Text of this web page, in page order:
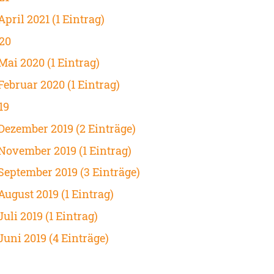
2021 (1 Eintrag)
2020 (1 Eintrag)
2020 (1 Eintrag)
2019 (2 Einträge)
2019 (1 Eintrag)
2019 (3 Einträge)
2019 (1 Eintrag)
2019 (1 Eintrag)
2019 (4 Einträge)